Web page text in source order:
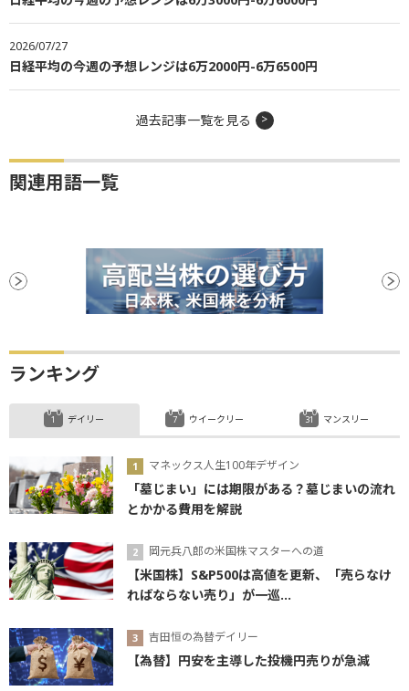
2026/07/27
日経平均の今週の予想レンジは6万2000円-6万6500円
過去記事一覧を見る
関連用語一覧
ランキング
デイリー
マネックス人生100年デザイン
「墓じまい」には期限がある？墓じまいの流れ
とかかる費用を解説
岡元兵八郎の米国株マスターへの道
【米国株】S&P500は高値を更新、「売らなけ
ればならない売り」が一巡...
吉田恒の為替デイリー
【為替】円安を主導した投機円売りが急減
ウイークリー マンスリー